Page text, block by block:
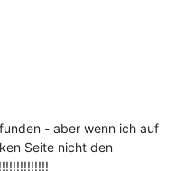
- aber wenn ich auf
Seite nicht den